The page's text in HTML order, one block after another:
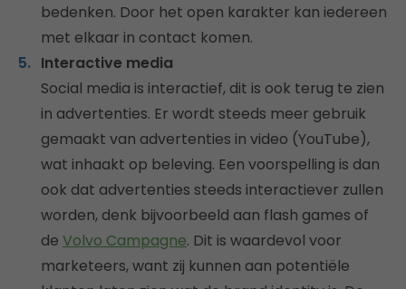
bedenken. Door het open karakter kan iedereen
met elkaar in contact komen.
Interactive media
Social media is interactief, dit is ook terug te zien
in advertenties. Er wordt steeds meer gebruik
gemaakt van advertenties in video (YouTube),
wat inhaakt op beleving. Een voorspelling is dan
ook dat advertenties steeds interactiever zullen
worden, denk bijvoorbeeld aan flash games of
de Volvo Campagne. Dit is waardevol voor
marketeers, want zij kunnen aan potentiële